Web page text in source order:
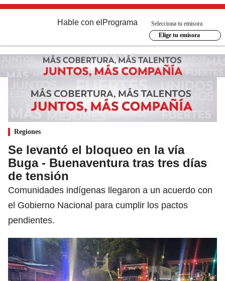
Hable con el Programa
Selecciona tu emisora
Elige tu emisora
Regiones
Se levantó el bloqueo en la vía
Buga - Buenaventura tras tres días
de tensión
Comunidades indígenas llegaron a un acuerdo con
el Gobierno Nacional para cumplir los pactos
pendientes.